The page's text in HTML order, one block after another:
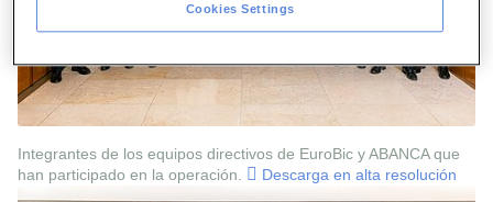
Integrantes de los equipos directivos de EuroBic y ABANCA que
han participado en la operación.
Descarga en alta resolución
Cookies Settings